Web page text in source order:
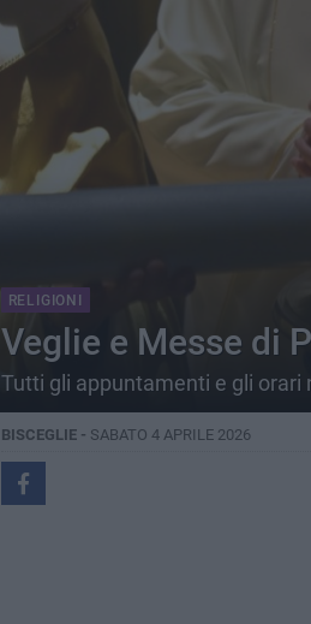
RELIGIONI
Veglie e Messe di
Tutti gli appuntamenti e gli orari
BISCEGLIE - SABATO 4 APRILE 2026